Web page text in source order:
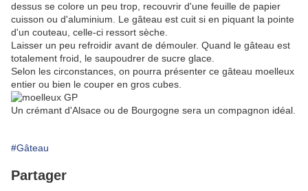
dessus se colore un peu trop, recouvrir d'une feuille de papier
cuisson ou d'aluminium. Le gâteau est cuit si en piquant la pointe
d'un couteau, celle-ci ressort sèche.
Laisser un peu refroidir avant de démouler. Quand le gâteau est
totalement froid, le saupoudrer de sucre glace.
Selon les circonstances, on pourra présenter ce gâteau moelleux
entier ou bien le couper en gros cubes.
Un crémant d'Alsace ou de Bourgogne sera un compagnon idéal.
#Gâteau
Partager